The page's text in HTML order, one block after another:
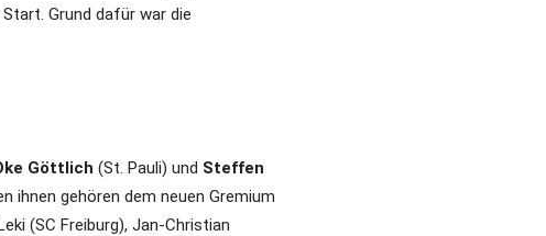
Grund dafür war die
Göttlich (St. Pauli) und Steffen
ihnen gehören dem neuen Gremium
(SC Freiburg), Jan-Christian